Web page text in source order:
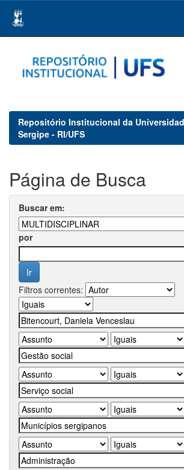
navigation
Repositório Institucional da
Sergipe - RI/UFS
Página de Busca
Buscar em:
por
Filtros correntes: